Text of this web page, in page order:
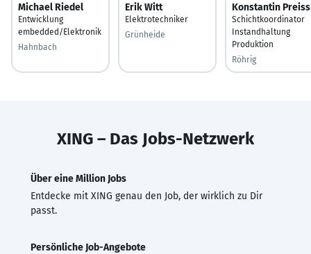
Michael Riedel
Entwicklung
embedded/Elektronik
Hahnbach
Erik Witt
Elektrotechniker
Grünheide
Konstantin Preiss
Schichtkoordinator
Instandhaltung
Produktion
Röhrig
XING – Das Jobs-Netzwerk
Über eine Million Jobs
Entdecke mit XING genau den Job, der wirklich zu Dir
passt.
Persönliche Job-Angebote